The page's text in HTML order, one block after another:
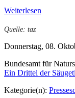
Weiterlesen
Quelle: taz
Donnerstag, 08.
Bundesamt für
Ein Drittel der
Kategorie(n):